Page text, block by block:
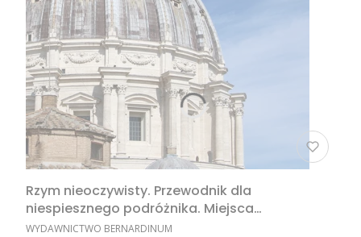
Rzym nieoczywisty. Przewodnik dla
niespiesznego podróżnika. Miejsca
nieoczywiste w Rzymie, nietypowe atrakcje
PRODUCENT
WYDAWNICTWO BERNARDINUM